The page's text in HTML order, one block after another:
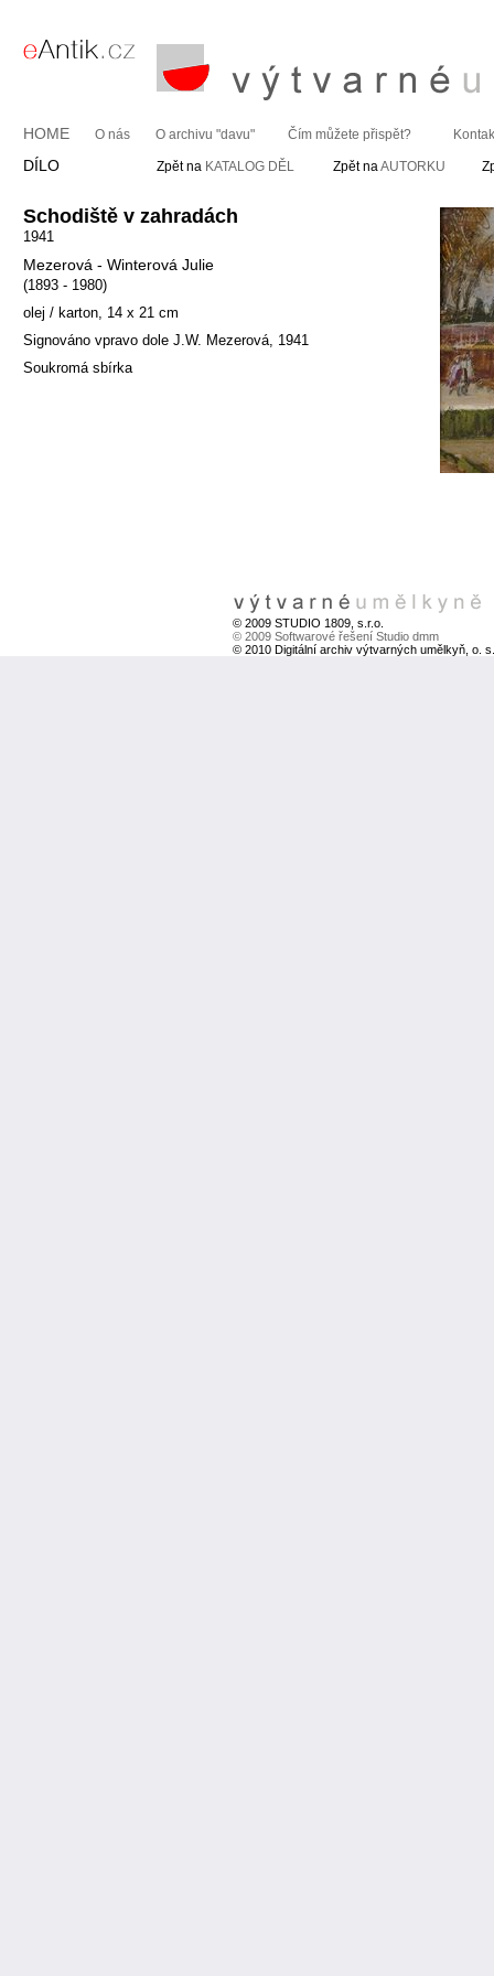
HOME O nás O archivu "davu" Čím můžete přispět?
DÍLO Zpět na KATALOG DĚL Zpět naAUTORKU
Schodiště v zahradách
1941
Mezerová - Winterová Julie
(1893 - 1980)
olej / karton, 14 x 21 cm
Signováno vpravo dole J.W. Mezerová, 1941
Soukromá sbírka
© 2009 STUDIO 1809, s.r.o.
© 2009 Softwarové řešení Studio dmm
© 2010 Digitální archiv výtvarných umělkyň, o. s.